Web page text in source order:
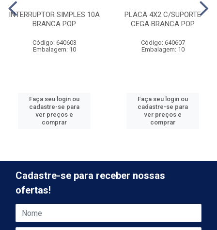
INTERRUPTOR SIMPLES 10A
BRANCA POP
Código: 640603
Embalagem: 10
Faça seu login ou
cadastre-se para
ver preços e
comprar
PLACA 4X2 C/SUPORTE
CEGA BRANCA POP
Código: 640607
Embalagem: 10
Faça seu login ou
cadastre-se para
ver preços e
comprar
Cadastre-se para receber nossas
ofertas!